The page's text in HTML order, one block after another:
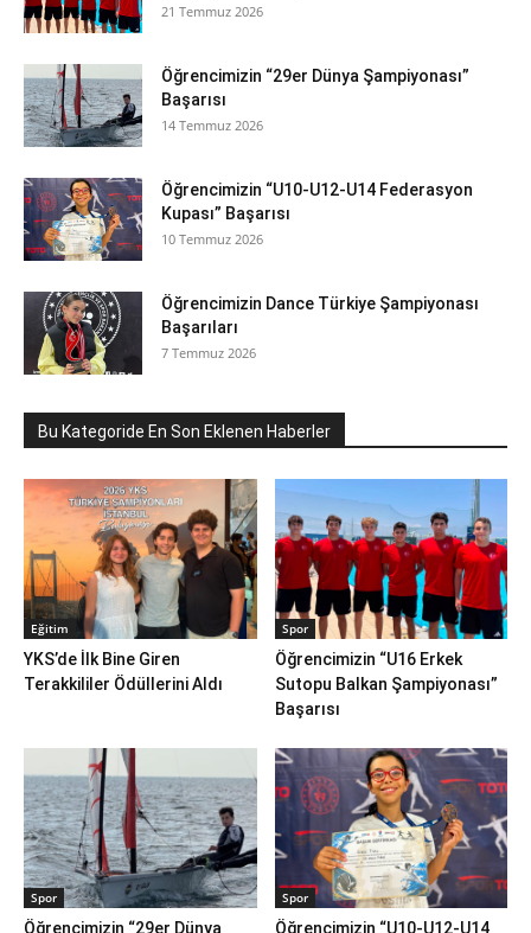
21 Temmuz 2026
Öğrencimizin “29er Dünya Şampiyonası”
Başarısı
14 Temmuz 2026
Öğrencimizin “U10-U12-U14 Federasyon
Kupası” Başarısı
10 Temmuz 2026
Öğrencimizin Dance Türkiye Şampiyonası
Başarıları
7 Temmuz 2026
Bu Kategoride En Son Eklenen Haberler
Eğitim
YKS’de İlk Bine Giren
Terakkililer Ödüllerini Aldı
Spor
Öğrencimizin “U16 Erkek
Sutopu Balkan Şampiyonası”
Başarısı
Spor
Öğrencimizin “29er Dünya
Spor
Öğrencimizin “U10-U12-U14